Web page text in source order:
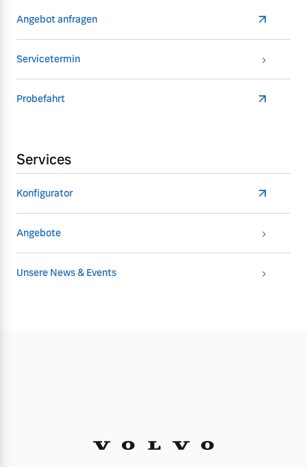
Angebot anfragen
Servicetermin
Probefahrt
Services
Konfigurator
Angebote
Unsere News & Events